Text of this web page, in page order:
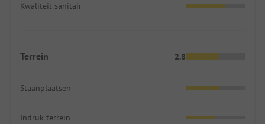
Kwaliteit sanitair
Terrein 2.8
Staanplaatsen
Indruk terrein